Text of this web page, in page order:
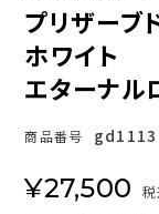
プリザーブ
ホワイト
エターナ
商品番号 gd1113
¥27,500 税